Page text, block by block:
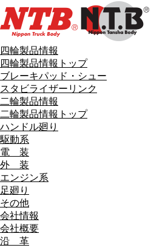
四輪製品情報
四輪製品情報トップ
ブレーキパッド・シュー
スタビライザーリンク
二輪製品情報
二輪製品情報トップ
ハンドル廻り
駆動系
電 装
外 装
エンジン系
足廻り
その他
会社情報
会社概要
沿 革